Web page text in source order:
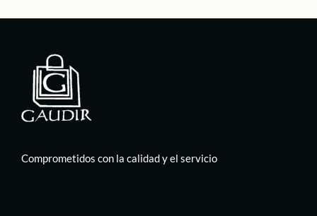
Comprometidos con la calidad y el servicio